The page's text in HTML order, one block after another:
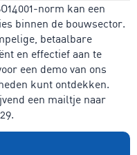
norm kan een
binnen de bouwsector.
betaalbare
en effectief aan te
een demo van ons
kunt ontdekken.
een mailtje naar